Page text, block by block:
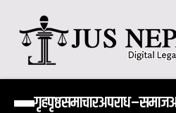
content
Jus Nepal |
Digital Legal Journal
गृहपृष्ठसमाचारअपराध–समाज